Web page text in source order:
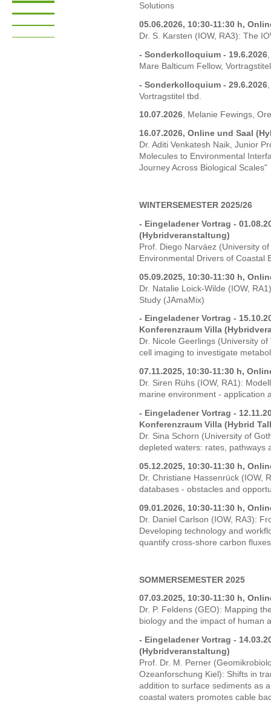
Solutions
05.06.2026, 10:30-11:30 h,
Dr. S. Karsten (IOW, RA3): The
- Sonderkolloquium - 19.6.2026
Mare Balticum Fellow,
- Sonderkolloquium - 29.6.2026
Vortragstitel tbd.
10.07.2026, Melanie Fewings,
16.07.2026, Online und Saal
Dr. Aditi Venkatesh Naik, Junior
Molecules to Environmental
Journey Across Biological Scales"
WINTERSEMESTER 2025/26
- Eingeladener Vortrag -
(Hybridveranstaltung)
Prof. Diego Narváez (University
Environmental Drivers of Coastal
05.09.2025, 10:30-11:30 h,
Dr. Natalie Loick-Wilde (IOW,
Study (JAmaMix)
- Eingeladener Vortrag -
Konferenzraum Villa
Dr. Nicole Geerlings (University
cell imaging to investigate
07.11.2025, 10:30-11:30 h,
Dr. Siren Rühs (IOW, RA1):
marine environment - application
- Eingeladener Vortrag -
Konferenzraum Villa (Hybrid
Dr. Sina Schorn (University of
depleted waters: rates, pathways
05.12.2025, 10:30-11:30 h,
Dr. Christiane Hassenrück (IOW,
databases - obstacles and
09.01.2026, 10:30-11:30 h,
Dr. Daniel Carlson (IOW, RA3):
Developing technology and
quantify cross-shore carbon fluxes
SOMMERSEMESTER 2025
07.03.2025, 10:30-11:30 h,
Dr. P. Feldens (GEO): Mapping
biology and the impact of human
- Eingeladener Vortrag -
(Hybridveranstaltung)
Prof. Dr. M. Perner
Ozeanforschung Kiel): Shifts in
addition to surface sediments as
coastal waters promotes cable